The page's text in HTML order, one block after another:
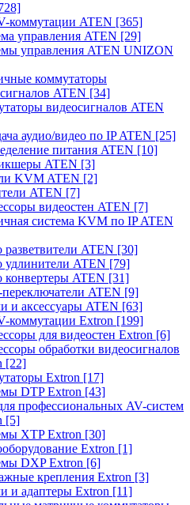
коммутации ATEN [365]
управления ATEN [29]
управления ATEN UNIZON
коммутаторы
ATEN [34]
видеосигналов ATEN
аудио/видео по IP ATEN [25]
питания ATEN [10]
ATEN [3]
KVM ATEN [2]
ATEN [7]
видеостен ATEN [7]
система KVM по IP ATEN
разветвители ATEN [30]
удлинители ATEN [79]
конвертеры ATEN [31]
ATEN [9]
и аксессуары ATEN [63]
коммутации Extron [199]
для видеостен Extron [6]
обработки видеосигналов
[22]
Extron [17]
DTP Extron [43]
профессиональных AV-систем
[5]
XTP Extron [30]
Extron [1]
DXP Extron [6]
крепления Extron [3]
и адаптеры Extron [11]